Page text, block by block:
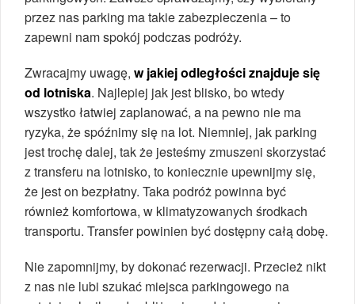
przez nas parking ma takie zabezpieczenia – to
zapewni nam spokój podczas podróży.
Zwracajmy uwagę, w jakiej odległości znajduje się
od lotniska. Najlepiej jak jest blisko, bo wtedy
wszystko łatwiej zaplanować, a na pewno nie ma
ryzyka, że spóźnimy się na lot. Niemniej, jak parking
jest trochę dalej, tak że jesteśmy zmuszeni skorzystać
z transferu na lotnisko, to koniecznie upewnijmy się,
że jest on bezpłatny. Taka podróż powinna być
również komfortowa, w klimatyzowanych środkach
transportu. Transfer powinien być dostępny całą dobę.
Nie zapomnijmy, by dokonać rezerwacji. Przecież nikt
z nas nie lubi szukać miejsca parkingowego na